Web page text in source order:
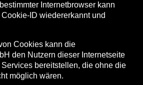
Internetbrowser kann
ID wiedererkannt und
Cookies kann die
den Nutzern dieser Internetseite
bereitstellen, die ohne die
möglich wären.